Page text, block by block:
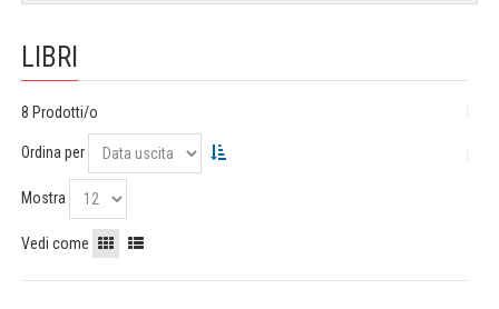
LIBRI
8 Prodotti/o
Ordina per
Mostra
Vedi come